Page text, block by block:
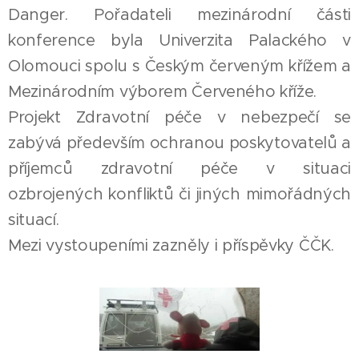
Danger. Pořadateli mezinárodní části
konference byla Univerzita Palackého v
Olomouci spolu s Českým červeným křížem a
Mezinárodním výborem Červeného kříže.
Projekt Zdravotní péče v nebezpečí se
zabývá především ochranou poskytovatelů a
příjemců zdravotní péče v situaci
ozbrojených konfliktů či jiných mimořádných
situací.
Mezi vystoupeními zazněly i příspěvky ČČK.